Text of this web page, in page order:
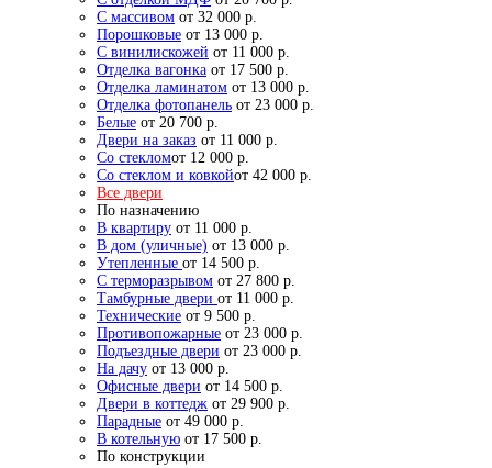
С массивом от 32 000 р.
Порошковые от 13 000 р.
С винилискожей от 11 000 р.
Отделка вагонка от 17 500 р.
Отделка ламинатом от 13 000 р.
Отделка фотопанель от 23 000 р.
Белые от 20 700 р.
Двери на заказ от 11 000 р.
Со стекломот 12 000 р.
Со стеклом и ковкойот 42 000 р.
Все двери
По назначению
В квартиру от 11 000 р.
В дом (уличные) от 13 000 р.
Утепленные от 14 500 р.
С терморазрывом от 27 800 р.
Тамбурные двери от 11 000 р.
Технические от 9 500 р.
Противопожарные от 23 000 р.
Подъездные двери от 23 000 р.
На дачу от 13 000 р.
Офисные двери от 14 500 р.
Двери в коттедж от 29 900 р.
Парадные от 49 000 р.
В котельную от 17 500 р.
По конструкции